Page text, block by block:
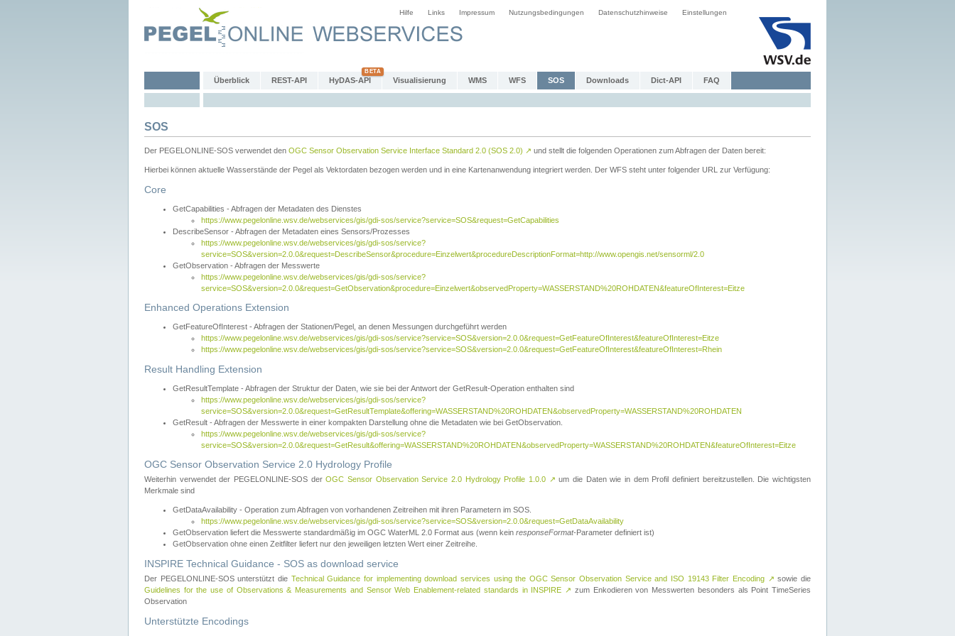
Hilfe Links Impressum Nutzungsbedingungen Datenschutzhinweise Einstellungen
Überblick REST-API HyDAS-API Visualisierung WMS WFS SOS Downloads Dict-API FAQ
SOS
Der PEGELONLINE-SOS verwendet den OGC Sensor Observation Service Interface Standard 2.0 (SOS 2.0) ↗ und stellt die folgenden Operationen zum Abfragen der Daten bereit:
Hierbei können aktuelle Wasserstände der Pegel als Vektordaten bezogen werden und in eine Kartenanwendung integriert werden. Der WFS steht unter folgender URL zur Verfügung:
Core
GetCapabilities - Abfragen der Metadaten des Dienstes
https://www.pegelonline.wsv.de/webservices/gis/gdi-sos/service?service=SOS&request=GetCapabilities
DescribeSensor - Abfragen der Metadaten eines Sensors/Prozesses
https://www.pegelonline.wsv.de/webservices/gis/gdi-sos/service?
service=SOS&version=2.0.0&request=DescribeSensor&procedure=Einzelwert&procedureDescriptionFormat=http://www.opengis.net/sensorml/2.0
GetObservation - Abfragen der Messwerte
https://www.pegelonline.wsv.de/webservices/gis/gdi-sos/service?
service=SOS&version=2.0.0&request=GetObservation&procedure=Einzelwert&observedProperty=WASSERSTAND%20ROHDATEN&featureOfInterest=Eitze
Enhanced Operations Extension
GetFeatureOfInterest - Abfragen der Stationen/Pegel, an denen Messungen durchgeführt werden
https://www.pegelonline.wsv.de/webservices/gis/gdi-sos/service?service=SOS&version=2.0.0&request=GetFeatureOfInterest&featureOfInterest=Eitze
https://www.pegelonline.wsv.de/webservices/gis/gdi-sos/service?service=SOS&version=2.0.0&request=GetFeatureOfInterest&featureOfInterest=Rhein
Result Handling Extension
GetResultTemplate - Abfragen der Struktur der Daten, wie sie bei der Antwort der GetResult-Operation enthalten sind
https://www.pegelonline.wsv.de/webservices/gis/gdi-sos/service?
service=SOS&version=2.0.0&request=GetResultTemplate&offering=WASSERSTAND%20ROHDATEN&observedProperty=WASSERSTAND%20ROHDATEN
GetResult - Abfragen der Messwerte in einer kompakten Darstellung ohne die Metadaten wie bei GetObservation.
https://www.pegelonline.wsv.de/webservices/gis/gdi-sos/service?
service=SOS&version=2.0.0&request=GetResult&offering=WASSERSTAND%20ROHDATEN&observedProperty=WASSERSTAND%20ROHDATEN&featureOfInterest=Eitze
OGC Sensor Observation Service 2.0 Hydrology Profile
Weiterhin verwendet der PEGELONLINE-SOS derOGC Sensor Observation Service 2.0 Hydrology Profile 1.0.0 ↗ um die Daten wie in dem Profil definiert bereitzustellen. Die wichtigsten
Merkmale sind
GetDataAvailability - Operation zum Abfragen von vorhandenen Zeitreihen mit ihren Parametern im SOS.
https://www.pegelonline.wsv.de/webservices/gis/gdi-sos/service?service=SOS&version=2.0.0&request=GetDataAvailability
GetObservation liefert die Messwerte standardmäßig im OGC WaterML 2.0 Format aus (wenn kein responseFormat-Parameter definiert ist)
GetObservation ohne einen Zeitfilter liefert nur den jeweiligen letzten Wert einer Zeitreihe.
INSPIRE Technical Guidance - SOS as download service
Der PEGELONLINE-SOS unterstützt die Technical Guidance for implementing download services using the OGC Sensor Observation Service and ISO 19143 Filter Encoding ↗ sowie die
Guidelines for the use of Observations & Measurements and Sensor Web Enablement-related standards in INSPIRE ↗ zum Enkodieren von Messwerten besonders als Point TimeSeries
Observation
Unterstützte Encodings